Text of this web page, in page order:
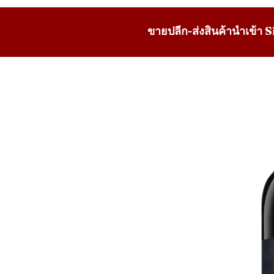
ขายปลีก-ส่งสินค้านำเข้า